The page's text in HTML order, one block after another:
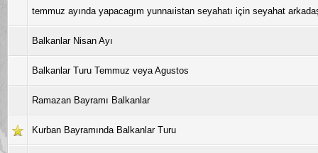
temmuz ayında yapacagım yunnaıistan seyahatı için seyahat
Balkanlar Nisan Ayı
Balkanlar Turu Temmuz veya Agustos
Ramazan Bayramı Balkanlar
Kurban Bayramında Balkanlar Turu